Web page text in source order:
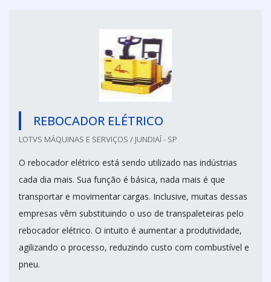
REBOCADOR ELÉTRICO
LOTVS MÁQUINAS E SERVIÇOS / JUNDIAÍ - SP
O rebocador elétrico está sendo utilizado nas indústrias
cada dia mais. Sua função é básica, nada mais é que
transportar e movimentar cargas. Inclusive, muitas dessas
empresas vêm substituindo o uso de transpaleteiras pelo
rebocador elétrico. O intuito é aumentar a produtividade,
agilizando o processo, reduzindo custo com combustível e
pneu.